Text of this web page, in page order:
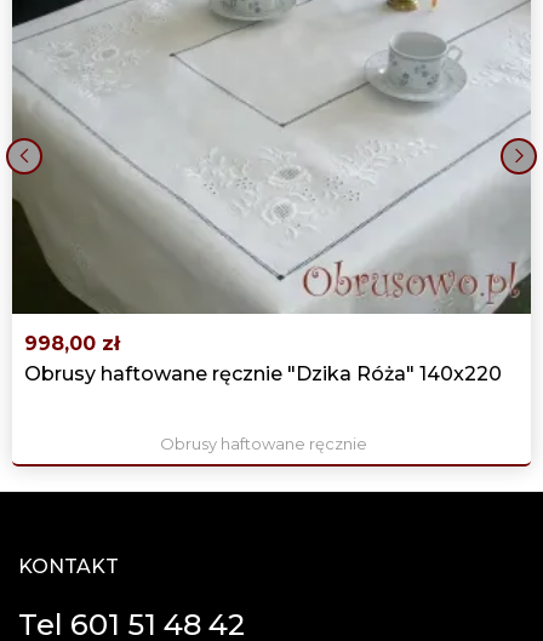
998,00 zł
Obrusy haftowane ręcznie "Dzika Róża" 140x220
Obrusy haftowane ręcznie
KONTAKT
Tel 601 51 48 42